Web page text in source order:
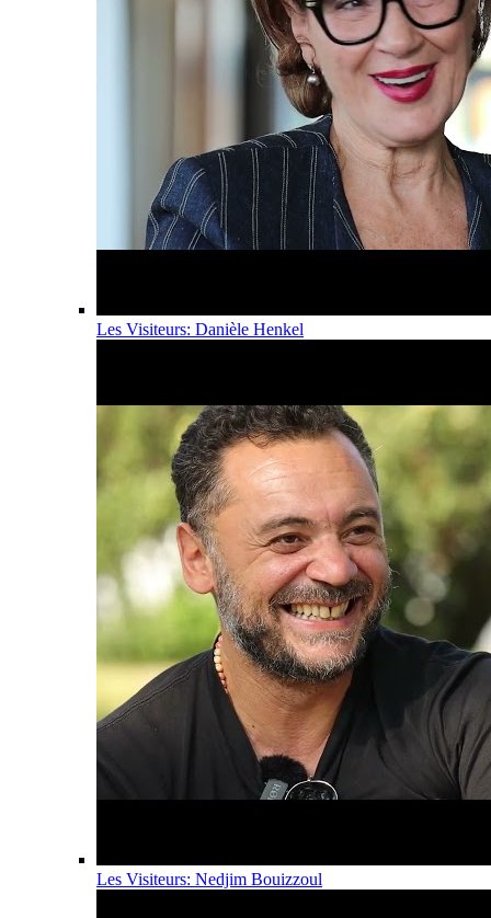
Les Visiteurs: Danièle Henkel
Les Visiteurs: Nedjim Bouizzoul